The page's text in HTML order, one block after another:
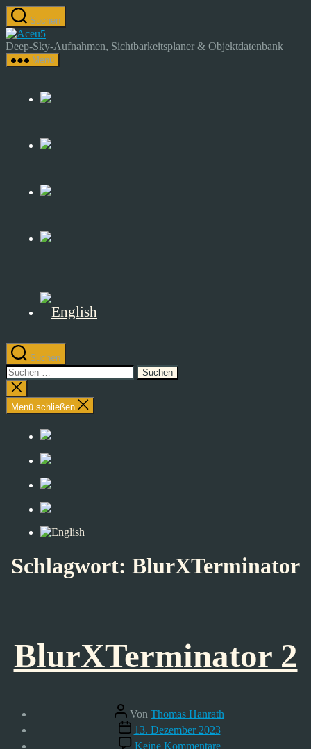
Zum
Inhalt
springen
Suchen
Astrocamp
–
Astrofotografie
Sky-
Deep-Sky-Aufnahmen, Sichtbarkeitsplaner & Objektdatenbank
Menü
Suchen
Suchen
nach:
Suche
schließen
Menü schließen
Schlagwort: BlurXTerminator
BlurXTerminator 2
Beitragsautor
Von Thomas Hanrath
Veröffentlichungsdatum
13. Dezember 2023
Keine Kommentarezu